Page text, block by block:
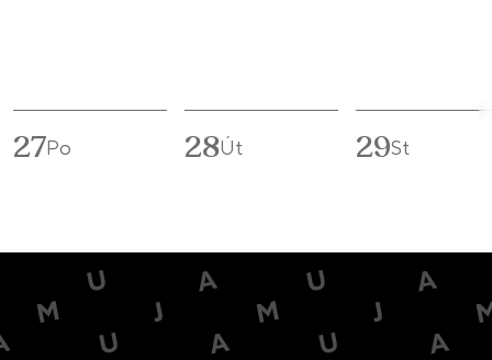
27Po 28Út 29St